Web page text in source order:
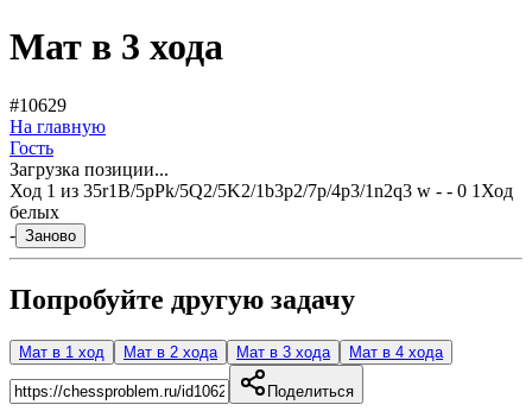
Мат в 3 хода
#10629
На главную
Гость
Загрузка позиции...
Ход 1 из 35r1B/5pPk/5Q2/5K2/1b3p2/7p/4p3/1n2q3 w - - 0 1 Ход
белых
- Заново
Попробуйте другую задачу
Мат в 1 ход Мат в 2 хода Мат в 3 хода Мат в 4 хода
Поделиться